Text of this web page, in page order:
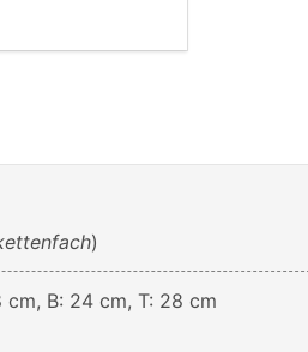
)
cm, B: 24 cm, T: 28 cm